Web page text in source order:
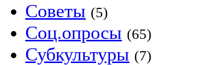
Советы (5)
Соц.опросы (65)
Субкультуры (7)